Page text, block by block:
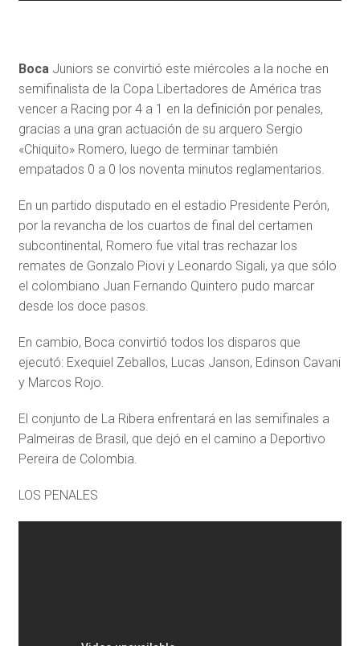
BocaJuniors se convirtió este miércoles a la noche en
semifinalista de la Copa Libertadores de América tras
vencer a Racing por 4 a 1 en la definición por penales,
gracias a una gran actuación de su arquero Sergio
«Chiquito» Romero, luego de terminar también
empatados 0 a 0 los noventa minutos reglamentarios.
En un partido disputado en el estadio Presidente Perón,
por la revancha de los cuartos de final del certamen
subcontinental, Romero fue vital tras rechazar los
remates de Gonzalo Piovi y Leonardo Sigali, ya que sólo
el colombiano Juan Fernando Quintero pudo marcar
desde los doce pasos.
En cambio, Boca convirtió todos los disparos que
ejecutó: Exequiel Zeballos, Lucas Janson, Edinson Cavani
y Marcos Rojo.
El conjunto de La Ribera enfrentará en las semifinales a
Palmeiras de Brasil, que dejó en el camino a Deportivo
Pereira de Colombia.
LOS PENALES